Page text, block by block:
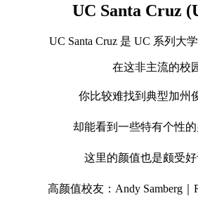
UC Santa Cruz
UC Santa Cruz 是 UC 系列大
在这非主流的校
你比较难找到典型加州
却能看到一些特有个性
这里的颜值也是颇受
高颜值校友：Andy Samberg｜